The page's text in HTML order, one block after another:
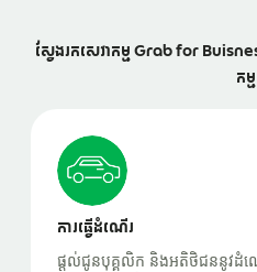
ស្វែងរកសេវាកម្ម Grab for
កម្ម
ការធ្វើដំណើរ
ផ្តល់ជូនបុគ្គលិក និងអតិថិជននូវដំណ